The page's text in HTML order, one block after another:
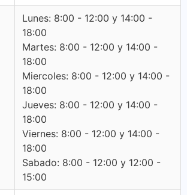
Lunes: 8:00 - 12:00 y 14:00 -
18:00
Martes: 8:00 - 12:00 y 14:00 -
18:00
Miercoles: 8:00 - 12:00 y 14:00 -
18:00
Jueves: 8:00 - 12:00 y 14:00 -
18:00
Viernes: 8:00 - 12:00 y 14:00 -
18:00
Sabado: 8:00 - 12:00 y 12:00 -
15:00